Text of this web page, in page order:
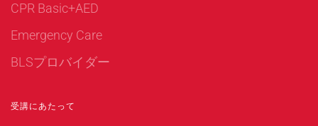
CPR Basic+AED
Emergency Care
BLSプロバイダー
受講にあたって